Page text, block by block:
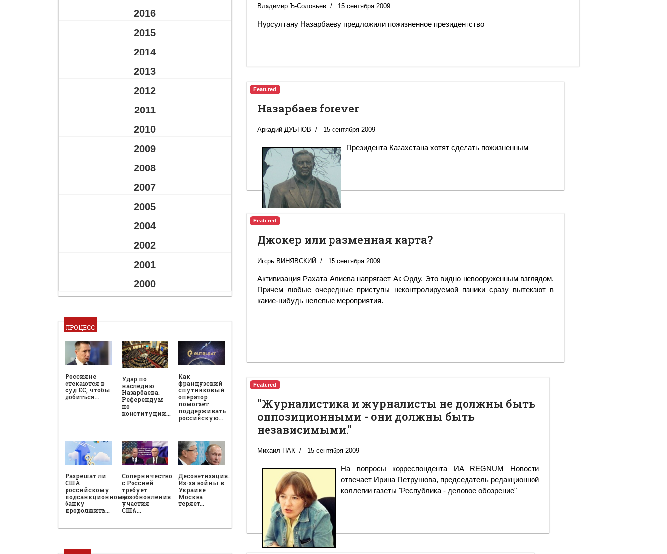
2016
2015
2014
2013
2012
2011
2010
2009
2008
2007
2005
2004
2002
2001
2000
ПРОЦЕСС
Россияне
стекаются в
суд ЕС, чтобы
добиться…
Удар по
наследию
Назарбаева.
Референдум
по
конституции…
Как
французский
спутниковый
оператор
помогает
поддерживать
российскую…
Разрешат ли
США
российскому
подсанкционному
банку
продолжить…
Соперничество
с Россией
требует
возобновления
участия
США…
Десоветизация.
Из-за войны в
Украине
Москва
теряет…
Владимир Ъ-Соловьев 15 сентября 2009
Нурсултану Назарбаеву предложили пожизненное президентство
Featured
Назарбаев forever
Аркадий ДУБНОВ 15 сентября 2009
Президента Казахстана хотят сделать пожизненным
Featured
Джокер или разменная карта?
Игорь ВИНЯВСКИЙ 15 сентября 2009
Активизация Рахата Алиева напрягает Ак Орду. Это видно невооруженным взглядом.
Причем любые очередные приступы неконтролируемой паники сразу вытекают в
какие-нибудь нелепые мероприятия.
Featured
"Журналистика и журналисты не должны быть
оппозиционными - они должны быть
независимыми."
Михаил ПАК 15 сентября 2009
На вопросы корреспондента ИА REGNUM Новости
отвечает Ирина Петрушова, председатель редакционной
коллегии газеты "Республика - деловое обозрение"